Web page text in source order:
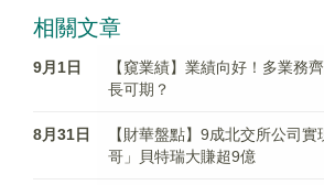
相關文章
9月1日
【窺業績】業績向好！多業務
長可期？
8月31日
【財華盤點】9成北交所公司
哥」貝特瑞大賺超9億